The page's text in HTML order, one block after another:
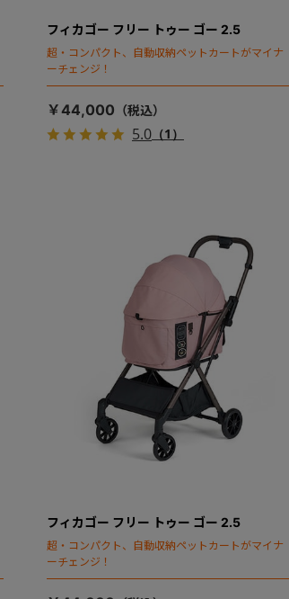
フィカゴー フリー トゥー ゴー 2.5
超・コンパクト、自動収納ペットカートがマイナ
ーチェンジ！
￥44,000
5.0（1）
フィカゴー フリー トゥー ゴー 2.5
超・コンパクト、自動収納ペットカートがマイナ
ーチェンジ！